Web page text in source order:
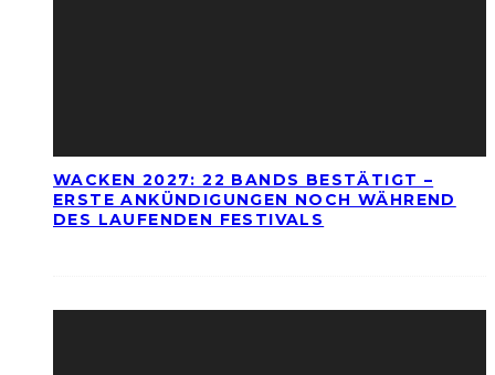
WACKEN 2027: 22 BANDS BESTÄTIGT –
ERSTE ANKÜNDIGUNGEN NOCH WÄHREND
DES LAUFENDEN FESTIVALS